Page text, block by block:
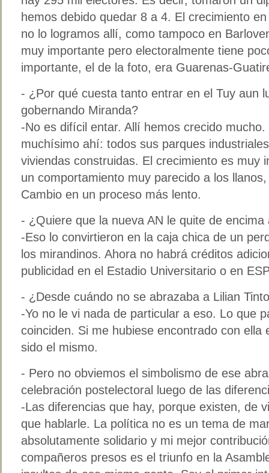
hemos debido quedar 8 a 4. El crecimiento
no lo logramos allí, como tampoco en
muy importante pero electoralmente tiene
importante, el de la foto, era Guarenas-
- ¿Por qué cuesta tanto entrar en el Tuy aun
gobernando Miranda?
-No es difícil entar. Allí hemos crecido
muchísimo ahí: todos sus parques
viviendas construidas. El crecimiento es muy
un comportamiento muy parecido a los
Cambio en un proceso más lento.
- ¿Quiere que la nueva AN le quite de encima
-Eso lo convirtieron en la caja chica de un
los mirandinos. Ahora no habrá créditos
publicidad en el Estadio Universitario o en
- ¿Desde cuándo no se abrazaba a Lilian
-Yo no le vi nada de particular a eso. Lo que
coinciden. Si me hubiese encontrado con ella
sido el mismo.
- Pero no obviemos el simbolismo de ese
celebración postelectoral luego de las
-Las diferencias que hay, porque existen, de
que hablarle. La política no es un tema de
absolutamente solidario y mi mejor
compañeros presos es el triunfo en la